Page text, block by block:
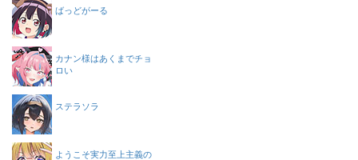
ばっどがーる
カナン様はあくまでチョ
ロい
ステラソラ
ようこそ実力至上主義の